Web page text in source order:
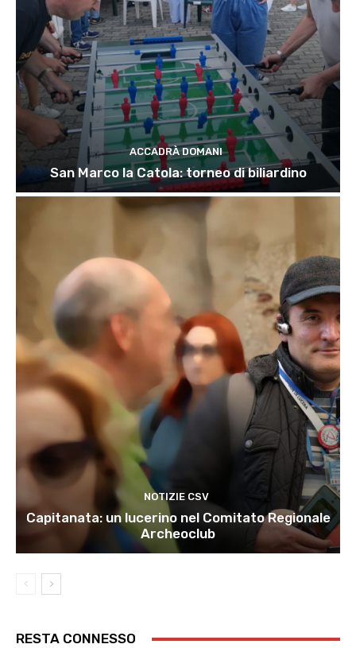
ACCADRÀ DOMANI
San Marco la Catola: torneo di biliardino
NOTIZIE CSV
Capitanata: un lucerino nel Comitato Regionale
Archeoclub
RESTA CONNESSO